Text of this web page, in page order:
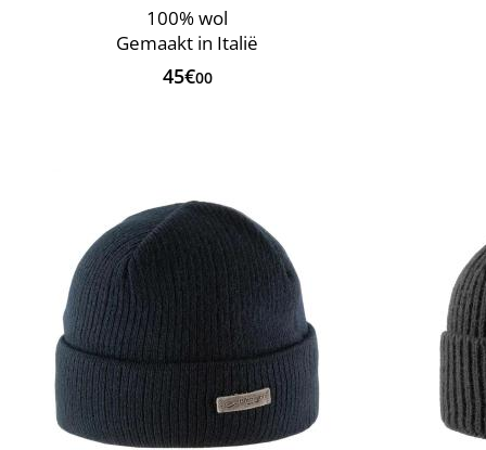
100% wol
Gemaakt in Italië
45€00